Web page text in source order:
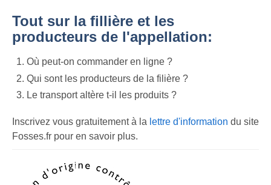
Tout sur la fillière et les
producteurs de l'appellation:
Où peut-on commander en ligne ?
Qui sont les producteurs de la filière ?
Le transport altère t-il les produits ?
Inscrivez vous gratuitement à la lettre d'information du site
Fosses.fr pour en savoir plus.